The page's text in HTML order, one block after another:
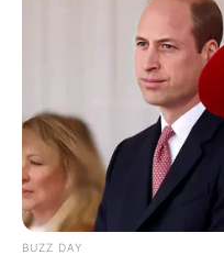
BUZZ DAY